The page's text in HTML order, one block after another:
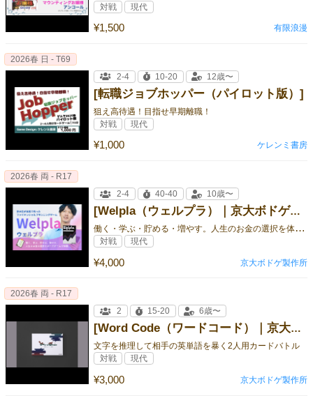
¥1,500
対戦 現代
有限浪漫
[転職ジョブホッパー（パイロット版）]
狙え高待遇！目指せ早期離職！
¥1,000
2026春 日 - T69
2-4
10-20 12歳〜
対戦 現代
ケレンミ書房
[Welpla（ウェルプラ）｜京大ボドゲ製作所]
働
く・学ぶ・貯める・増やす。人生のお金の選択を体感するファイナンシャルプランニングゲーム
¥4,000
2026春 両 - R17
2-4
40-40 10歳〜
対戦 現代
京大ボドゲ製作所
[Word Code（ワードコード）｜京大ボドゲ製作所]
文字を推理して相手の英単語を暴く2人用カードバトル
¥3,000
2026春 両 - R17
2
15-20 6歳〜
対戦 現代
京大ボドゲ製作所